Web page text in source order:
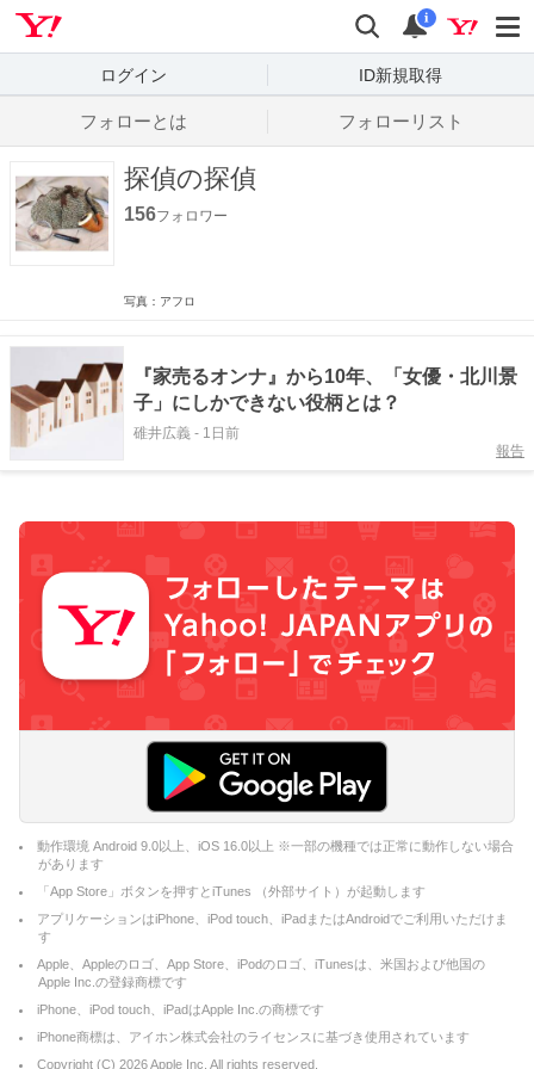
検索
通知
i
ログイン ID新規取得
フォローとは フォローリスト
探偵の探偵
156フォロワー
写真：アフロ
『家売るオンナ』から10年、「女優・北川景
子」にしかできない役柄とは？
碓井広義 - 1日前
報告
動作環境 Android 9.0以上、iOS 16.0以上 ※一部の機種では正常に動作しない場合
があります
「App Store」ボタンを押すとiTunes （外部サイト）が起動します
アプリケーションはiPhone、iPod touch、iPadまたはAndroidでご利用いただけま
す
Apple、Appleのロゴ、App Store、iPodのロゴ、iTunesは、米国および他国の
Apple Inc.の登録商標です
iPhone、iPod touch、iPadはApple Inc.の商標です
iPhone商標は、アイホン株式会社のライセンスに基づき使用されています
Copyright (C) 2026Apple Inc. All rights reserved.